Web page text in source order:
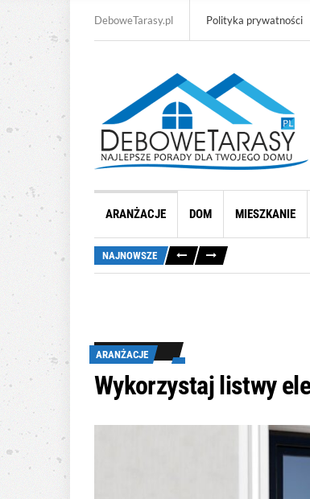
DeboweTarasy.pl Polityka prywatności
ARANŻACJE DOM MIESZKANIE
NAJNOWSZE
ARANŻACJE
Wykorzystaj listwy